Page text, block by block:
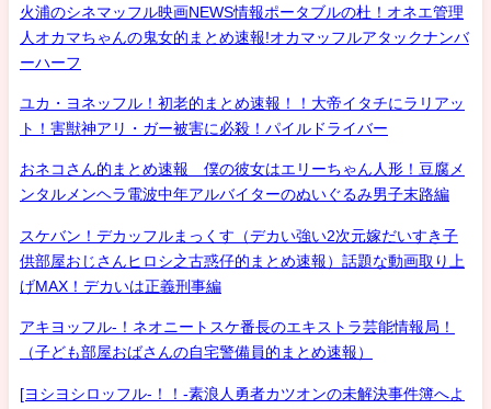
火浦のシネマッフル映画NEWS情報ポータブルの杜！オネエ管理
人オカマちゃんの鬼女的まとめ速報!オカマッフルアタックナンバ
ーハーフ
ユカ・ヨネッフル！初老的まとめ速報！！大帝イタチにラリアッ
ト！害獣神アリ・ガー被害に必殺！パイルドライバー
おネコさん的まとめ速報 僕の彼女はエリーちゃん人形！豆腐メ
ンタルメンヘラ電波中年アルバイターのぬいぐるみ男子末路編
スケバン！デカッフルまっくす（デカい強い2次元嫁だいすき子
供部屋おじさんヒロシ之古惑仔的まとめ速報）話題な動画取り上
げMAX！デカいは正義刑事編
アキヨッフル-！ネオニートスケ番長のエキストラ芸能情報局！
（子ども部屋おばさんの自宅警備員的まとめ速報）
[ヨシヨシロッフル-！！-素浪人勇者カツオンの未解決事件簿へよ